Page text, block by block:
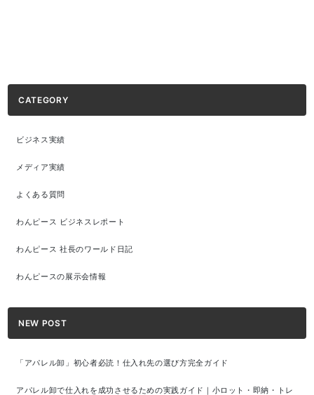
CATEGORY
ビジネス実績
メディア実績
よくある質問
わんピース ビジネスレポート
わんピース 社長のワールド日記
わんピースの展示会情報
NEW POST
「アパレル卸」初心者必読！仕入れ先の選び方完全ガイド
アパレル卸で仕入れを成功させるための実践ガイド｜小ロット・即納・トレ